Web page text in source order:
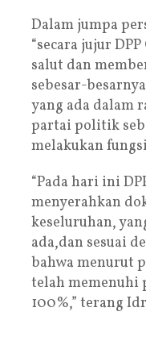
Dalam jumpa
“secara jujur
salut dan
sebesar-
yang ada dalam
partai politik
melakukan
“Pada hari ini
menyerahkan
keseluruhan,
ada,dan sesuai
bahwa menurut
telah memenuhi
100%,” terang